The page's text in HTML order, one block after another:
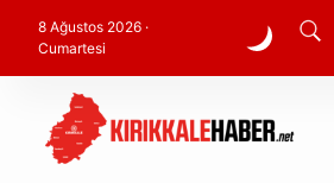
8 Ağustos 2026 ·
Cumartesi